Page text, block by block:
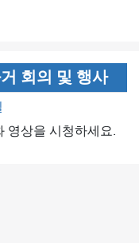
회의 및 행사
영상을 시청하세요.